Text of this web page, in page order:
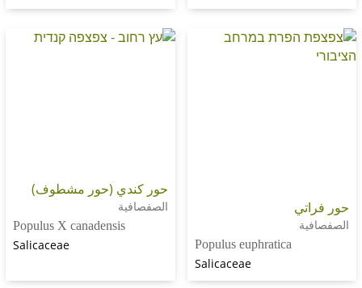
Populus euphratica
حور كندي (حور مشطوف)
Populus X canadensis